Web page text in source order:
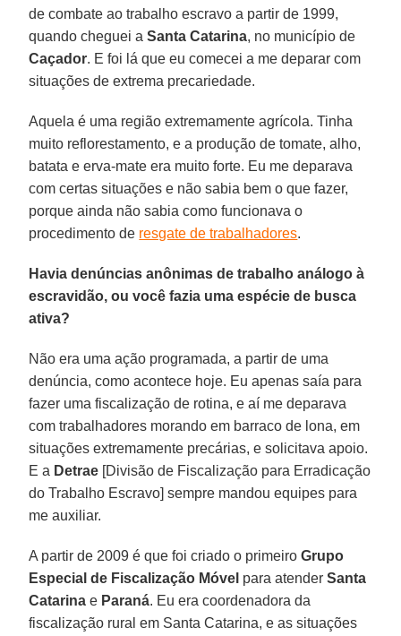
de combate ao trabalho escravo a partir de 1999,
quando cheguei aSanta Catarina, no município de
Caçador. E foi lá que eu comecei a me deparar com
situações de extrema precariedade.
Aquela é uma região extremamente agrícola. Tinha
muito reflorestamento, e a produção de tomate, alho,
batata e erva-mate era muito forte. Eu me deparava
com certas situações e não sabia bem o que fazer,
porque ainda não sabia como funcionava o
procedimento de resgate de trabalhadores.
Havia denúncias anônimas de trabalho análogo à
escravidão, ou você fazia uma espécie de busca
ativa?
Não era uma ação programada, a partir de uma
denúncia, como acontece hoje. Eu apenas saía para
fazer uma fiscalização de rotina, e aí me deparava
com trabalhadores morando em barraco de lona, em
situações extremamente precárias, e solicitava apoio.
E a Detrae [Divisão de Fiscalização para Erradicação
do Trabalho Escravo] sempre mandou equipes para
me auxiliar.
A partir de 2009 é que foi criado o primeiroGrupo
Especial de Fiscalização Móvel para atenderSanta
Catarina e Paraná. Eu era coordenadora da
fiscalização rural em Santa Catarina, e as situações